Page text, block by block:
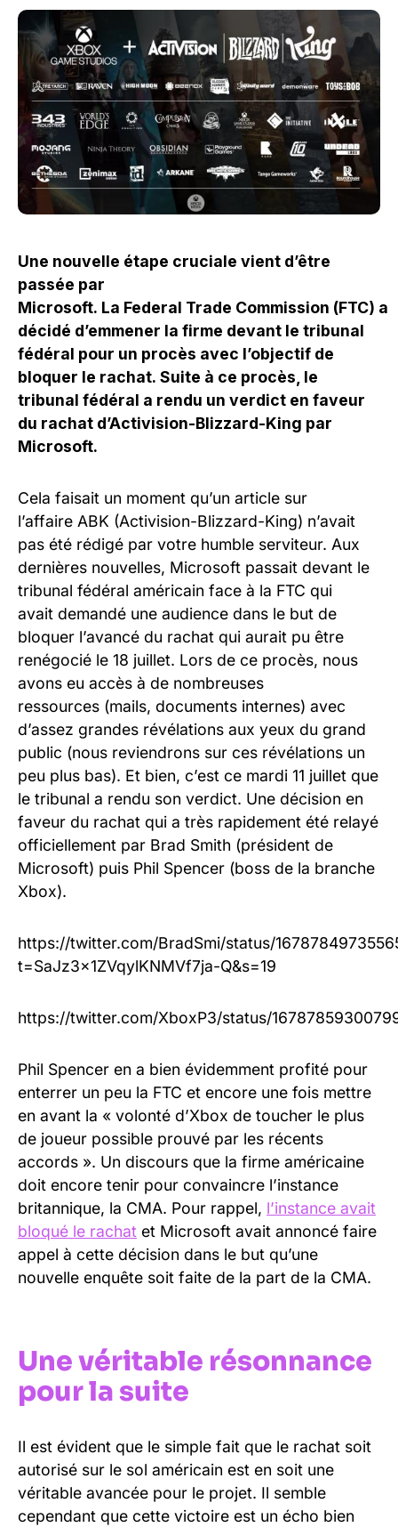
Une nouvelle étape cruciale vient d’être
passée par
Microsoft. La Federal Trade Commission (FTC) a
décidé d’emmener la firme devant le tribunal
fédéral pour un procès avec l’objectif de
bloquer le rachat. Suite à ce procès, le
tribunal fédéral a rendu un verdict en faveur
du rachat d’Activision-Blizzard-King par
Microsoft.
Cela faisait un moment qu’un article sur
l’affaire ABK (Activision-Blizzard-King) n’avait
pas été rédigé par votre humble serviteur. Aux
dernières nouvelles, Microsoft passait devant le
tribunal fédéral américain face à la FTC qui
avait demandé une audience dans le but de
bloquer l’avancé du rachat qui aurait pu être
renégocié le 18 juillet. Lors de ce procès, nous
avons eu accès à de nombreuses
ressources (mails, documents internes) avec
d’assez grandes révélations aux yeux du grand
public (nous reviendrons sur ces révélations un
peu plus bas). Et bien, c’est ce mardi 11 juillet que
le tribunal a rendu son verdict. Une décision en
faveur du rachat qui a très rapidement été relayé
officiellement par Brad Smith (président de
Microsoft) puis Phil Spencer (boss de la branche
Xbox).
https://twitter.com/BradSmi/status/
t=SaJz3x1ZVqylKNMVf7ja-Q&s=19
https://twitter.com/XboxP3/status/
Phil Spencer en a bien évidemment profité pour
enterrer un peu la FTC et encore une fois mettre
en avant la « volonté d’Xbox de toucher le plus
de joueur possible prouvé par les récents
accords ». Un discours que la firme américaine
doit encore tenir pour convaincre l’instance
britannique, la CMA. Pour rappel, l’instance avait
bloqué le rachat et Microsoft avait annoncé faire
appel à cette décision dans le but qu’une
nouvelle enquête soit faite de la part de la CMA.
Une véritable résonnance
pour la suite
Il est évident que le simple fait que le rachat soit
autorisé sur le sol américain est en soit une
véritable avancée pour le projet. Il semble
cependant que cette victoire est un écho bien